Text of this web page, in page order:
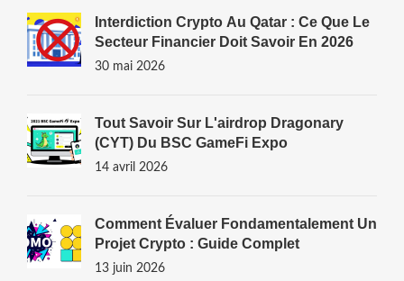
Interdiction Crypto Au Qatar : Ce Que Le
Secteur Financier Doit Savoir En 2026
30 mai 2026
Tout Savoir Sur L'airdrop Dragonary
(CYT) Du BSC GameFi Expo
14 avril 2026
Comment Évaluer Fondamentalement Un
Projet Crypto : Guide Complet
13 juin 2026